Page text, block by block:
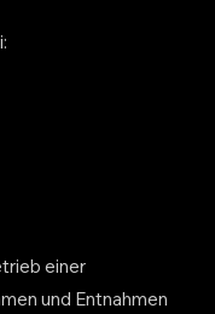
einer
und Entnahmen